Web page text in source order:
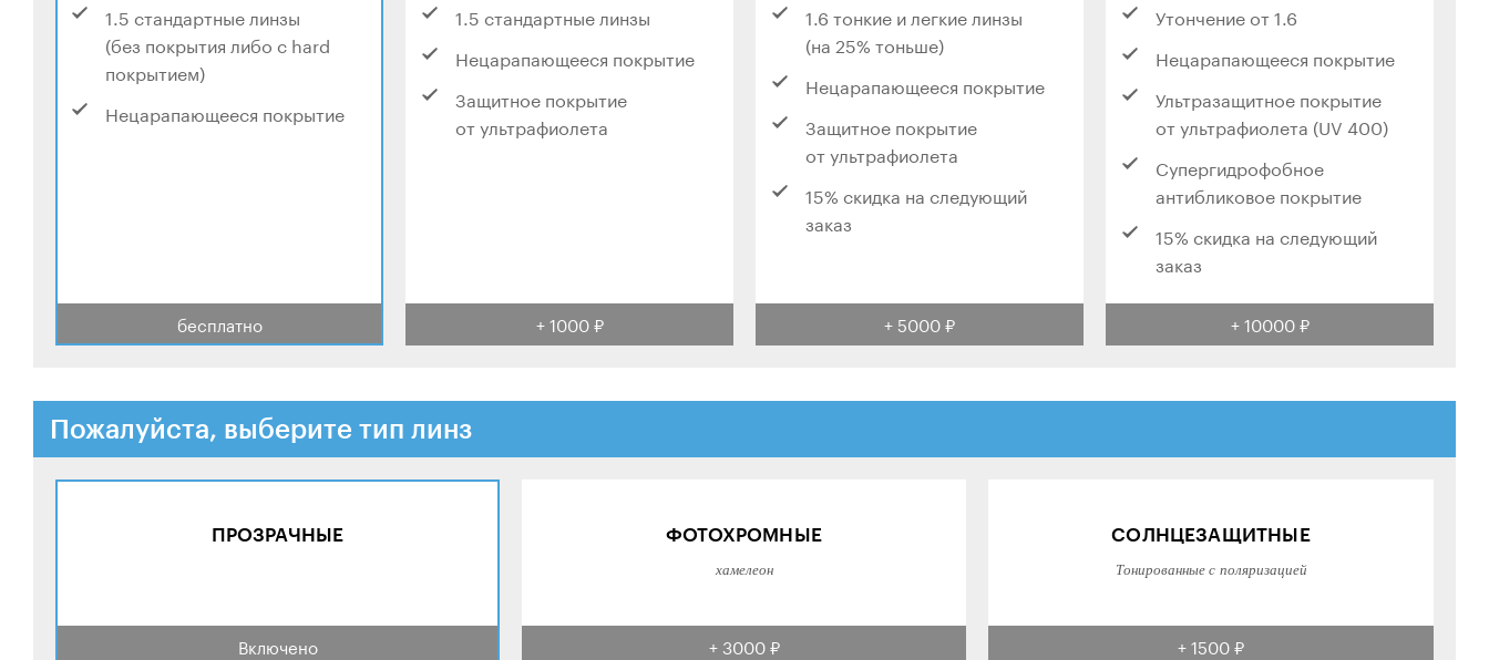
1.5 стандартные линзы
(без покрытия либо с hard
покрытием)
Нецарапающееся покрытие
бесплатно
1.5 стандартные линзы
Нецарапающееся покрытие
Защитное покрытие
от ультрафиолета
+ 1000 ₽
1.6 тонкие и легкие линзы
(на 25% тоньше)
Нецарапающееся покрытие
Защитное покрытие
от ультрафиолета
15% скидка на следующий
заказ
+ 5000 ₽
Утончение от 1.6
Нецарапающееся покрытие
Ультразащитное покрытие
от ультрафиолета (UV 400)
Супергидрофобное
антибликовое покрытие
15% скидка на следующий
заказ
+ 10000 ₽
Пожалуйста, выберите тип линз
ПРОЗРАЧНЫЕ
Включено
ФОТОХРОМНЫЕ
хамелеон
+ 3000 ₽
СОЛНЦЕЗАЩИТНЫЕ
Тонированные с поляризацией
+ 1500 ₽